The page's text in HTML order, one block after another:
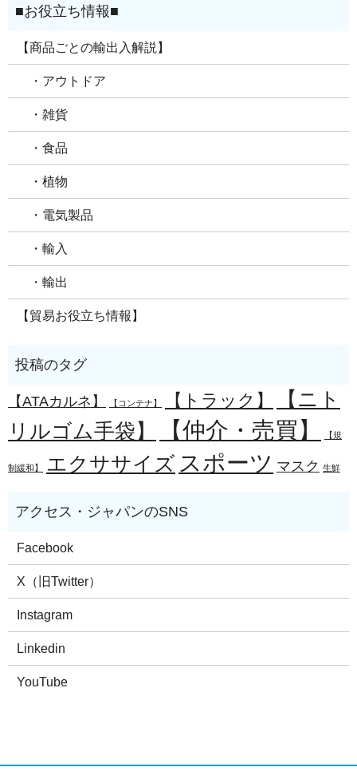
【商品ごとの輸出入解説】
・アウトドア
・雑貨
・食品
・植物
・電気製品
・輸入
・輸出
【貿易お役立ち情報】
【ATAカルネ】 【コンテナ】 【トラック】
【ニト
リルゴム手袋】
【仲介・売買】 【規
制緩和】 エクササイズ スポーツ マスク 生鮮
Facebook
X（旧Twitter）
Instagram
Linkedin
YouTube